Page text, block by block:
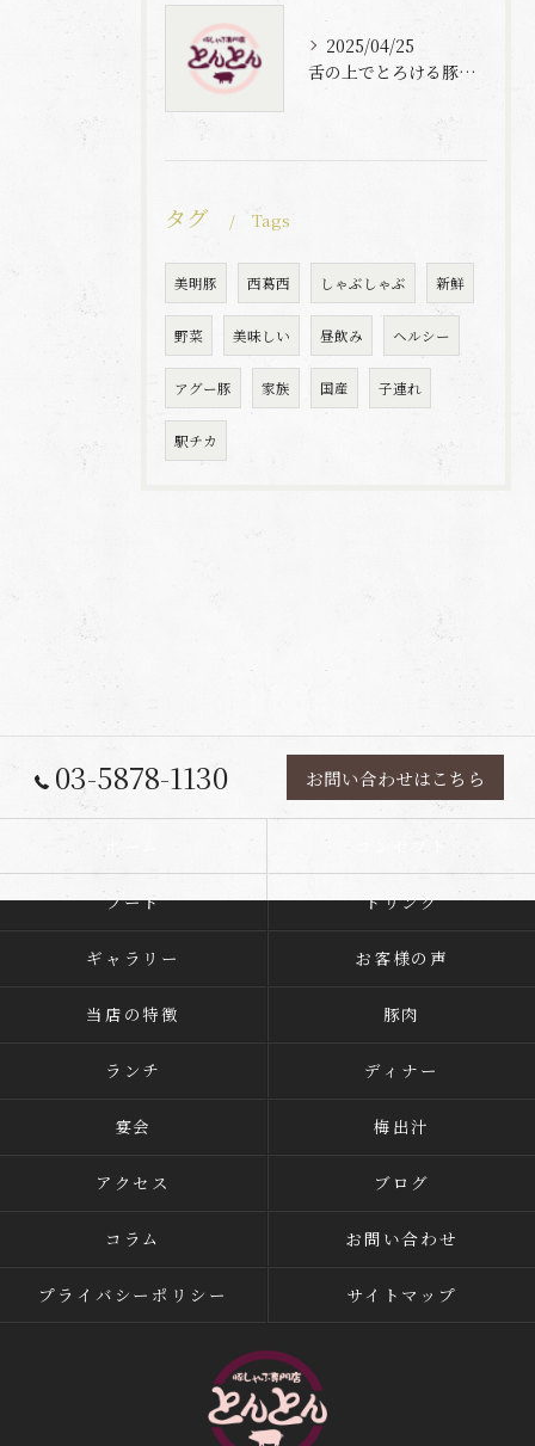
2025/04/25
舌の上でとろける豚肉と自家製梅出汁の魅力
タグ Tags
美明豚 西葛西 しゃぶしゃぶ 新鮮
野菜 美味しい 昼飲み ヘルシー
アグー豚 家族 国産 子連れ
駅チカ
03-5878-1130 お問い合わせはこちら
コンセプト
フード ドリンク
ギャラリー お客様の声
当店の特徴 豚肉
ランチ ディナー
宴会 梅出汁
アクセス ブログ
コラム お問い合わせ
プライバシーポリシー サイトマップ